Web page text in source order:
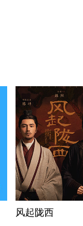
风起陇西